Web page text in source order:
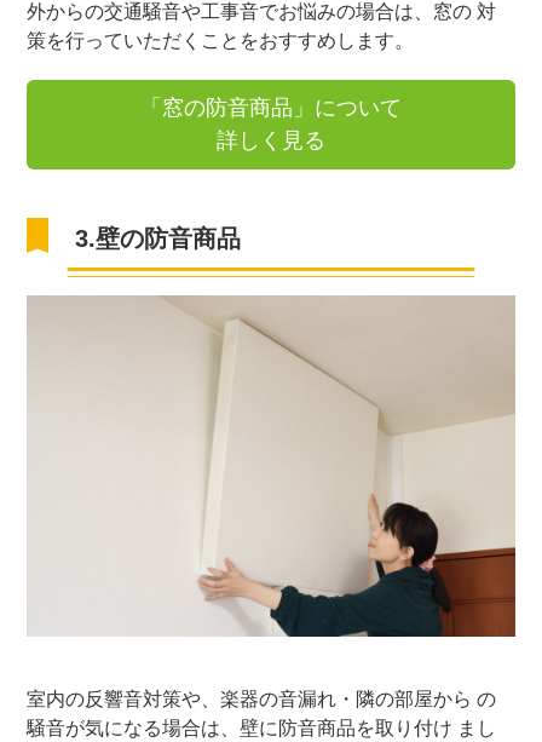
外からの交通騒音や工事音でお悩みの場合は、窓の 対
策を行っていただくことをおすすめします。
「窓の防音商品」について
詳しく見る
3.壁の防音商品
室内の反響音対策や、楽器の音漏れ・隣の部屋から の
騒音が気になる場合は、壁に防音商品を取り付け まし